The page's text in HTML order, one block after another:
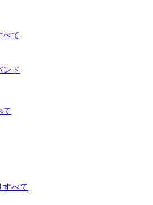
べて
ンド
て
すべて